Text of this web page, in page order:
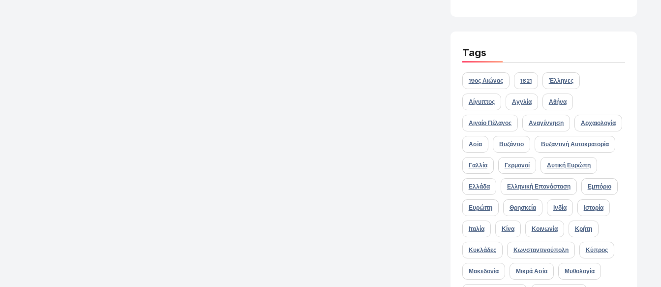
Tags
19ος Αιώνας 1821 Έλληνες
Αίγυπτος Αγγλία Αθήνα
Αιγαίο Πέλαγος Αναγέννηση Αρχαιολογία
Ασία Βυζάντιο Βυζαντινή Αυτοκρατορία
Γαλλία Γερμανοί Δυτική Ευρώπη
Ελλάδα Ελληνική Επανάσταση Εμπόριο
Ευρώπη Θρησκεία Ινδία Ιστορία
Ιταλία Κίνα Κοινωνία Κρήτη
Κυκλάδες Κωνσταντινούπολη Κύπρος
Μακεδονία Μικρά Ασία Μυθολογία